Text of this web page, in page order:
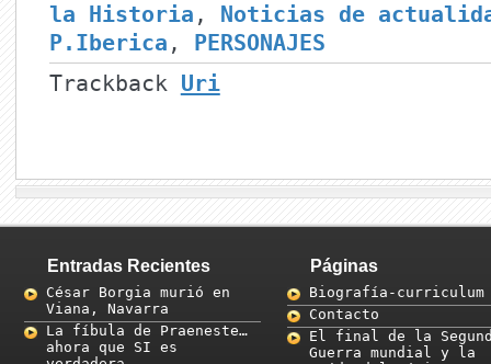
la Historia , Noticias de
P.Iberica , PERSONAJES
Trackback Uri
Entradas Recientes
César Borgia murió en
Viana, Navarra
La fíbula de Praeneste…
ahora que SI es
Páginas
Biografía-curriculum
Contacto
El final de la
Guerra mundial y la